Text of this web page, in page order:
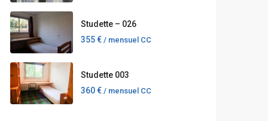
Studette – 026
355 € / mensuel CC
Studette 003
360 € / mensuel CC